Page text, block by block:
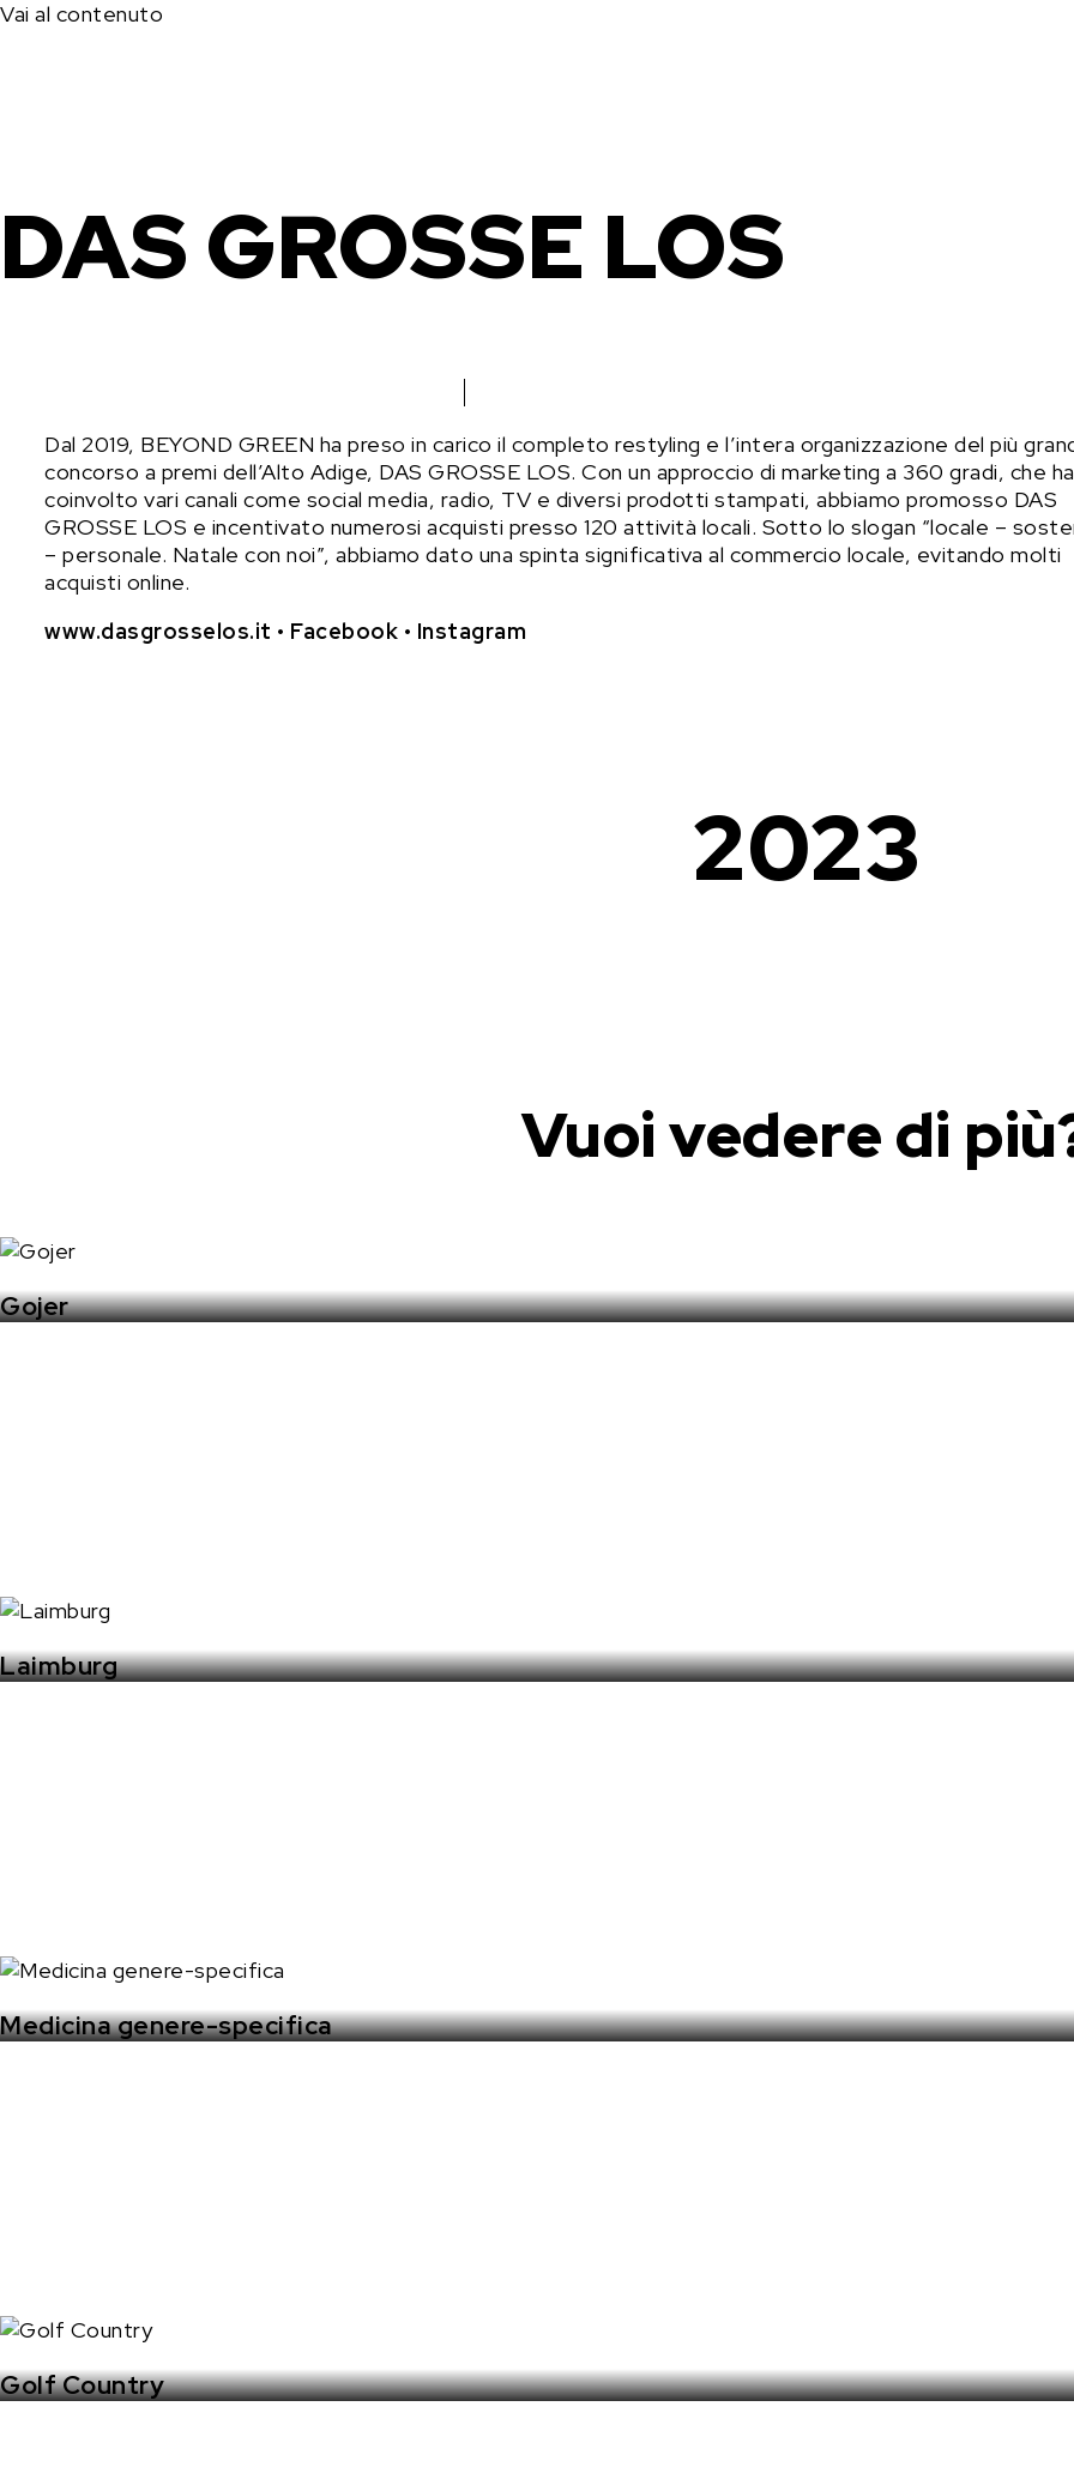
Vai al contenuto
DAS GROSSE LOS
Dal 2019, BEYOND GREEN ha preso in carico il completo restyling e l’intera organizzazione del più
concorso a premi dell’Alto Adige, DAS GROSSE LOS. Con un approccio di marketing a 360 gradi, che ha
coinvolto vari canali come social media, radio, TV e diversi prodotti stampati, abbiamo promosso DAS
GROSSE LOS e incentivato numerosi acquisti presso 120 attività locali. Sotto lo slogan “locale –
– personale. Natale con noi”, abbiamo dato una spinta significativa al commercio locale, evitando molti
acquisti online.
www.dasgrosselos.it • Facebook • Instagram
2023
Vuoi vedere di
Gojer
Laimburg
Medicina genere-specifica
Golf Country